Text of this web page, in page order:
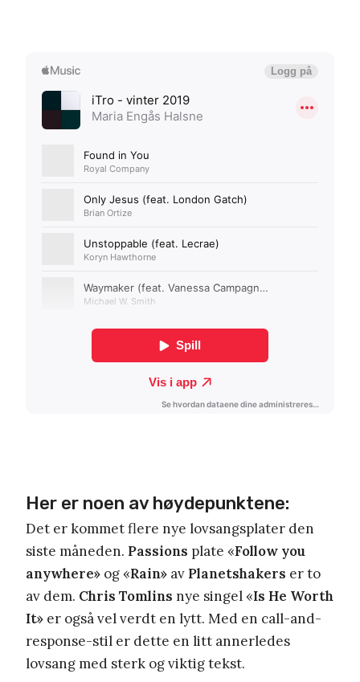
Her er noen av høydepunktene:
Det er kommet flere nye lovsangsplater den
siste måneden. Passions plate «Follow you
anywhere» og «Rain» av Planetshakers er to
av dem. Chris Tomlins nye singel «Is He Worth
It» er også vel verdt en lytt. Med en call-and-
response-stil er dette en litt annerledes
lovsang med sterk og viktig tekst.